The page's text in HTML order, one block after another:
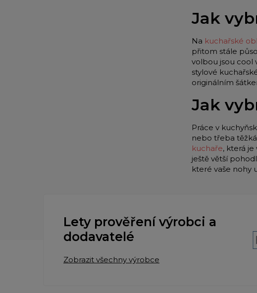
Jak
Na kuchařské
přitom stále
volbou jsou cool
stylové
originálním
Jak
Práce v
nebo třeba
kuchaře, která
ještě větší
které vaše nohy
Lety prověření výrobci a
dodavatelé
Zobrazit všechny výrobce